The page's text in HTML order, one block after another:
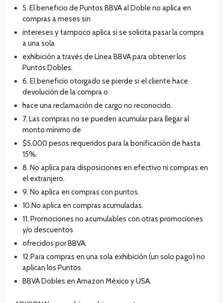
5. El beneficio de Puntos BBVA al Doble no aplica en
compras a meses sin
intereses y tampoco aplica si se solicita pasar la compra
a una sola
exhibición a través de Línea BBVA para obtener los
Puntos Dobles.
6. El beneficio otorgado se pierde si el cliente hace
devolución de la compra o
hace una reclamación de cargo no reconocido.
7. Las compras no se pueden acumular para llegar al
monto mínimo de
$5,000 pesos requeridos para la bonificación de hasta
15%.
8. No aplica para disposiciones en efectivo ni compras en
el extranjero.
9. No aplica en compras con puntos.
10.No aplica en compras acumuladas.
11. Promociones no acumulables con otras promociones
y/o descuentos
ofrecidos por BBVA.
12.Para compras en una sola exhibición (un solo pago) no
aplican los Puntos
BBVA Dobles en Amazon México y USA.